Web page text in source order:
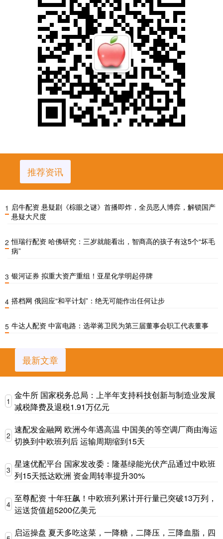
推荐资讯
1 启牛配资 悬疑剧《棕眼之谜》首播即炸，全员恶人博弈，解锁国产
悬疑大尺度
2 恒瑞行配资 哈佛研究：三岁就能看出，智商高的孩子有这5个“坏毛
病”
3 银河证券 拟重大资产重组！亚星化学明起停牌
4 搭档网 俄回应“和平计划”：绝无可能作出任何让步
5 牛达人配资 中富电路：选举蒋卫民为第三届董事会职工代表董事
最新文章
1
金牛所 国家税务总局：上半年支持科技创新与制造业发展
减税降费及退税1.91万亿元
2
速配发金融网 欧洲今年遇高温 中国美的等空调厂商由海运
切换到中欧班列后 运输周期缩到15天
3
星速优配平台 国家发改委：隆基绿能光伏产品通过中欧班
列15天抵达欧洲 资金周转率提升30%
4
至尊配资 十年狂飙！中欧班列累计开行量已突破13万列，
运送货值超5200亿美元
启运操盘 夏天多吃这菜，一降糖，二降压，三降血脂，四